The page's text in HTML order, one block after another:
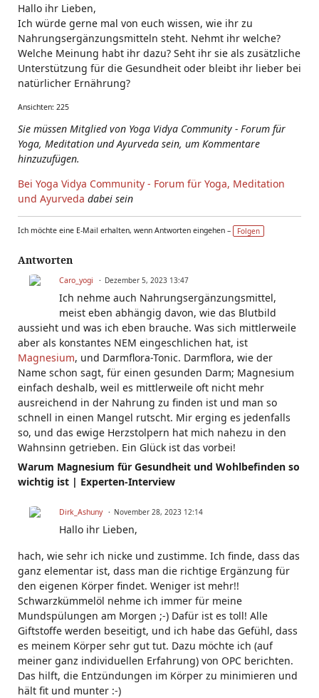
Hallo ihr Lieben,
Ich würde gerne mal von euch wissen, wie ihr zu
Nahrungsergänzungsmitteln steht. Nehmt ihr welche?
Welche Meinung habt ihr dazu? Seht ihr sie als zusätzliche
Unterstützung für die Gesundheit oder bleibt ihr lieber bei
natürlicher Ernährung?
Ansichten: 225
Sie müssen Mitglied von Yoga Vidya Community - Forum für
Yoga, Meditation und Ayurveda sein, um Kommentare
hinzuzufügen.
Bei Yoga Vidya Community - Forum für Yoga, Meditation
und Ayurveda dabei sein
Ich möchte eine E-Mail erhalten, wenn Antworten eingehen – Folgen
Antworten
Caro_yogi Dezember 5, 2023 13:47
Ich nehme auch Nahrungsergänzungsmittel,
meist eben abhängig davon, wie das Blutbild
aussieht und was ich eben brauche. Was sich mittlerweile
aber als konstantes NEM eingeschlichen hat, ist
Magnesium, und Darmflora-Tonic. Darmflora, wie der
Name schon sagt, für einen gesunden Darm; Magnesium
einfach deshalb, weil es mittlerweile oft nicht mehr
ausreichend in der Nahrung zu finden ist und man so
schnell in einen Mangel rutscht. Mir erging es jedenfalls
so, und das ewige Herzstolpern hat mich nahezu in den
Wahnsinn getrieben. Ein Glück ist das vorbei!
Warum Magnesium für Gesundheit und Wohlbefinden so
wichtig ist | Experten-Interview
Dirk_Ashuny November 28, 2023 12:14
Hallo ihr Lieben,
hach, wie sehr ich nicke und zustimme. Ich finde, dass das
ganz elementar ist, dass man die richtige Ergänzung für
den eigenen Körper findet. Weniger ist mehr!!
Schwarzkümmelöl nehme ich immer für meine
Mundspülungen am Morgen ;-) Dafür ist es toll! Alle
Giftstoffe werden beseitigt, und ich habe das Gefühl, dass
es meinem Körper sehr gut tut. Dazu möchte ich (auf
meiner ganz individuellen Erfahrung) von OPC berichten.
Das hilft, die Entzündungen im Körper zu minimieren und
hält fit und munter :-)